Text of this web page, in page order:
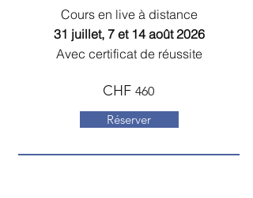
Cours en live à distance
31 juillet, 7 et 14 août 2026
Avec certificat de réussite
CHF 460
Réserver